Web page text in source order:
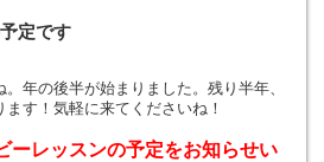
定です
年の後半が始まりました。残り半年、
す！気軽に来てくださいね！
ーレッスンの予定をお知らせい